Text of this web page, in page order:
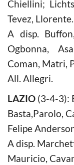
Chiellini;
Tevez, Llorente.
A disp.
Ogbonna,
Coman, Matri,
All. Allegri.
LAZIO (3-4-3):
Basta,Parolo,
Felipe
A disp.
Mauricio,